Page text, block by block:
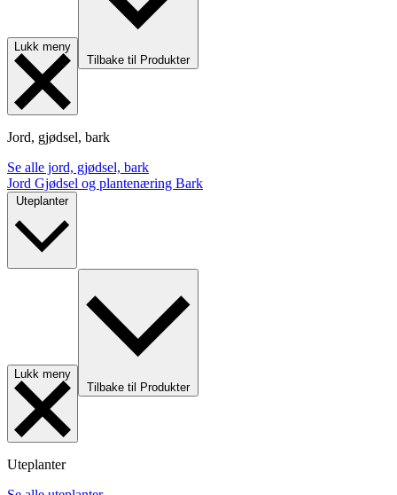
Lukk meny
Tilbake til Produkter
Jord, gjødsel, bark
Se alle jord, gjødsel, bark
Jord Gjødsel og plantenæring Bark
Uteplanter
Lukk meny
Tilbake til Produkter
Uteplanter